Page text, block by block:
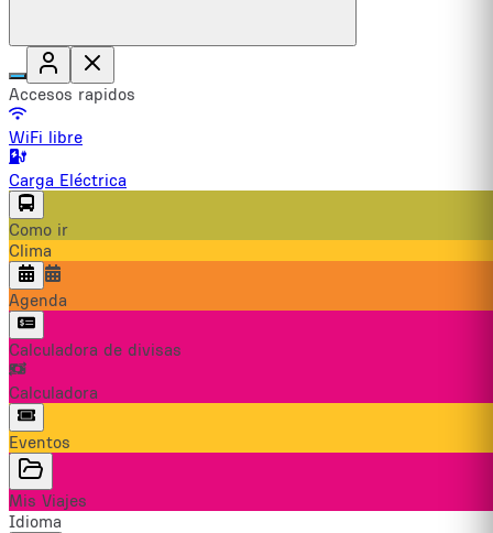
Accesos rapidos
WiFi libre
Carga Eléctrica
Como ir
Clima
Agenda
Calculadora de divisas
Calculadora
Eventos
Mis Viajes
Idioma